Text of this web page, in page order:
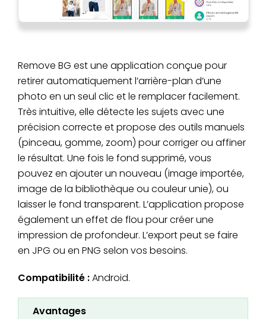
Remove BG est une application conçue pour
retirer automatiquement l’arrière-plan d’une
photo en un seul clic et le remplacer facilement.
Très intuitive, elle détecte les sujets avec une
précision correcte et propose des outils manuels
(pinceau, gomme, zoom) pour corriger ou affiner
le résultat. Une fois le fond supprimé, vous
pouvez en ajouter un nouveau (image importée,
image de la bibliothèque ou couleur unie), ou
laisser le fond transparent. L’application propose
également un effet de flou pour créer une
impression de profondeur. L’export peut se faire
en JPG ou en PNG selon vos besoins.
Compatibilité :Android.
Avantages